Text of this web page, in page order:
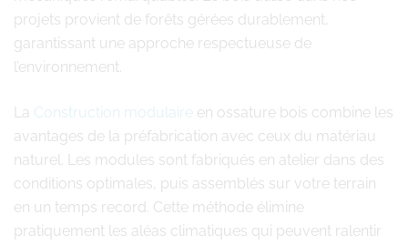
projets provient de forêts gérées durablement,
garantissant une approche respectueuse de
l’environnement.
La Construction modulaire en ossature bois combine les
avantages de la préfabrication avec ceux du matériau
naturel. Les modules sont fabriqués en atelier dans des
conditions optimales, puis assemblés sur votre terrain
en un temps record. Cette méthode élimine
pratiquement les aléas climatiques qui peuvent ralentir